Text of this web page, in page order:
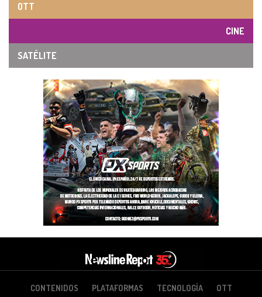
OTT
CINE
SATÉLITE
CONTENIDOS PLATAFORMAS TECNOLOGÍA OTT